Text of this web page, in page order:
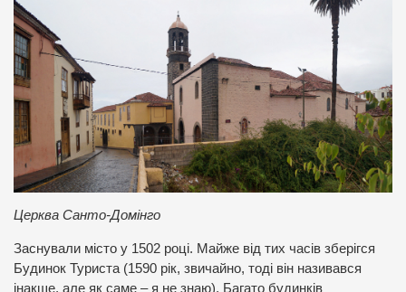
Церква Санто-Домінго
Заснували місто у 1502 році. Майже від тих часів зберігся
Будинок Туриста (1590 рік, звичайно, тоді він називався
інакше, але як саме – я не знаю). Багато будинків